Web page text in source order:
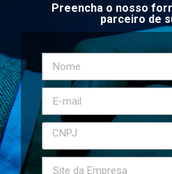
Preencha o nosso
parceiro de